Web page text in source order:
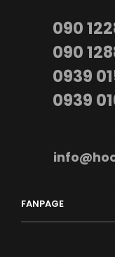
090
090
0939
0939
FANPAGE